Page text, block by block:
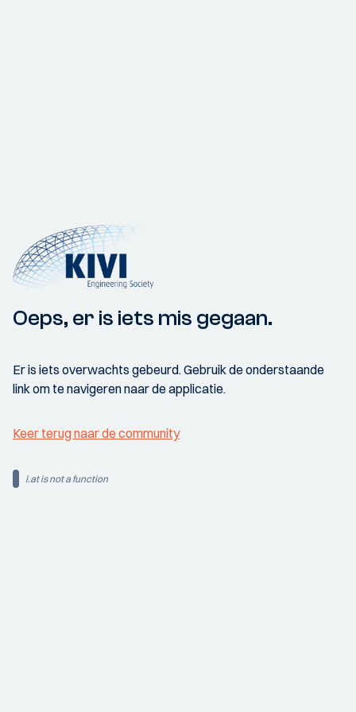
Oeps, er is iets mis gegaan.
Er is iets overwachts gebeurd. Gebruik de onderstaande
link om te navigeren naar de applicatie.
Keer terug naar de community
i.at is not a function